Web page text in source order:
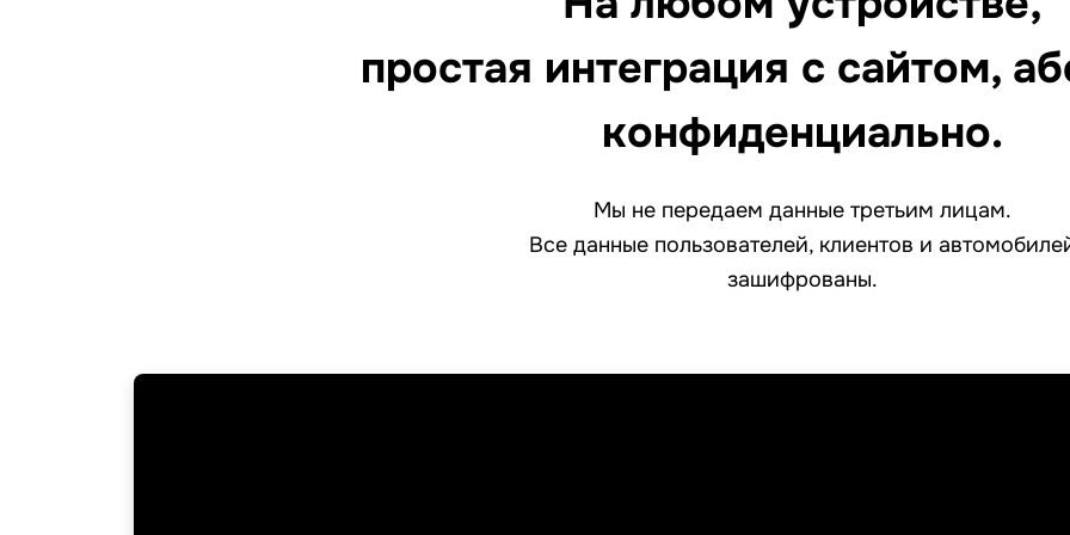
простая интеграция с сайтом,
конфиденциально.
Мы не передаем данные третьим лицам.
Все данные пользователей, клиентов и
зашифрованы.